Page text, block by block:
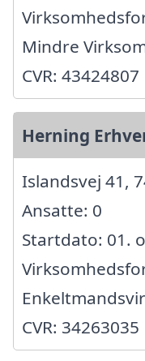
Mindre
CVR: 43424807
Herning
Islandsvej 41,
Ansatte: 0
Startdato: 01.
CVR: 34263035